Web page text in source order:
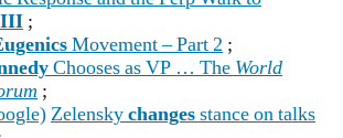
III ;
Movement – Part 2 ;
Chooses as VP … The World
;
Zelenskychangesstance on talks